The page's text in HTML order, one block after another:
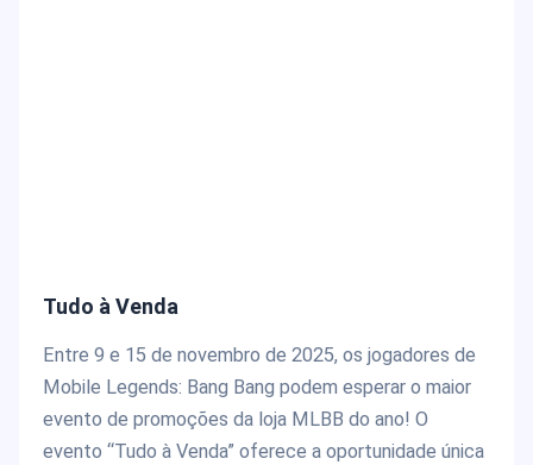
Tudo à Venda
Entre 9 e 15 de novembro de 2025, os jogadores de
Mobile Legends: Bang Bang podem esperar o maior
evento de promoções da loja MLBB do ano! O
evento “Tudo à Venda” oferece a oportunidade única